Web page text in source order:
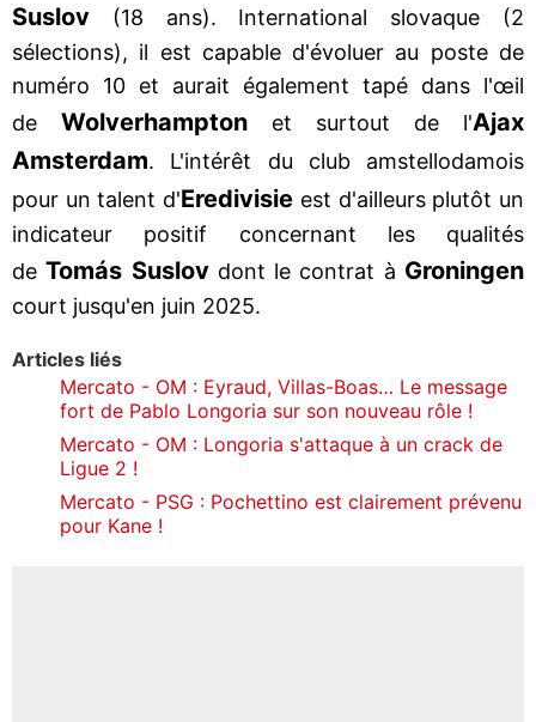
Suslov (18 ans). International slovaque (2
sélections), il est capable d'évoluer au poste de
numéro 10 et aurait également tapé dans l'œil
de Wolverhampton et surtout de l'Ajax
Amsterdam. L'intérêt du club amstellodamois
pour un talent d'Eredivisie est d'ailleurs plutôt un
indicateur positif concernant les qualités
deTomás Suslovdont le contrat à Groningen
court jusqu'en juin 2025.
Articles liés
Mercato - OM : Eyraud, Villas-Boas… Le message
fort de Pablo Longoria sur son nouveau rôle !
Mercato - OM : Longoria s'attaque à un crack de
Ligue 2 !
Mercato - PSG : Pochettino est clairement prévenu
pour Kane !